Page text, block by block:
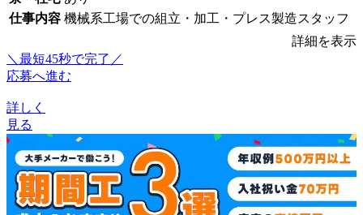
仕事内容 機械系工場での組立・加工・プレス製造スタッフ
詳細を表示
＼最短45秒で完了／
応募へ進む
詳しく
見る